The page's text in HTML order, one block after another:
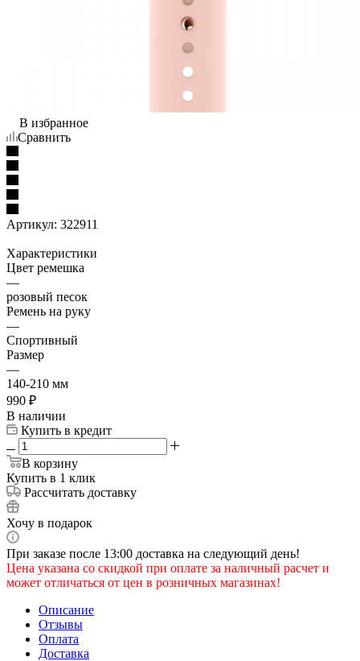
В избранное
Сравнить
Артикул: 322911
Характеристики
Цвет ремешка
—
розовый песок
Ремень на руку
—
Спортивный
Размер
—
140-210 мм
990 ₽
В наличии
Купить в кредит
В корзину
Купить в 1 клик
Рассчитать доставку
Хочу в подарок
При заказе после 13:00 доставка на следующий день!
Цена указана со скидкой при оплате за наличный расчет и
может отличаться от цен в розничных магазинах!
Описание
Отзывы
Оплата
Доставка